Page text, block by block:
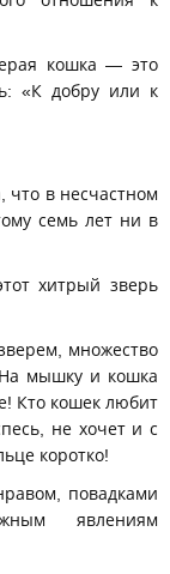
кошка — это
«К добру или к
что в несчастном
семь лет ни в
хитрый зверь
множество
мышку и кошка
Кто кошек любит
не хочет и с
коротко!
повадками
явлениям